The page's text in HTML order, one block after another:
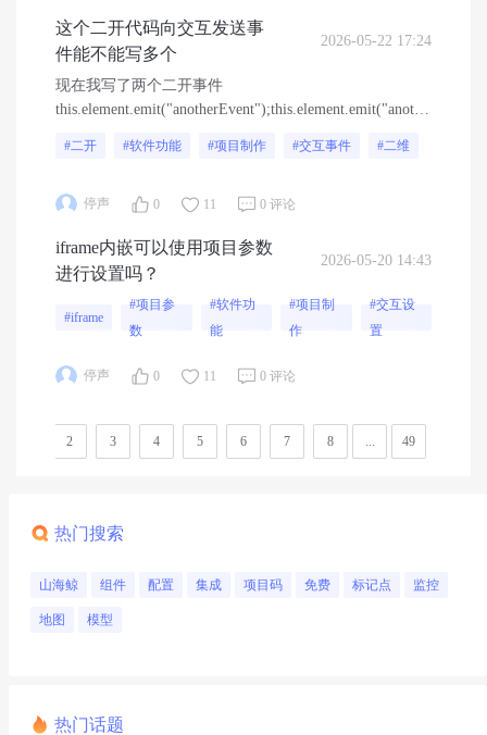
这个二开代码向交互发送事
件能不能写多个
2026-05-22 17:24
现在我写了两个二开事件
会有bug，有时候只触发其中一个，有时候都不触发
#二开 #软件功能 #项目制作 #交互事件 #二维
停声 0 11 0 评论
iframe内嵌可以使用项目参数
进行设置吗？
2026-05-20 14:43
#iframe
#项目参
数
#软件功
能
#项目制
作
#交互设
置
停声 0 11 0 评论
2 3 4 5 6 7 8 ... 49
热门搜索
山海鲸 组件 配置 集成 项目码 免费 标记点 监控
地图 模型
热门话题